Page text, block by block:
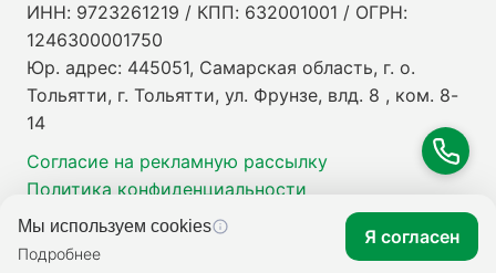
ИНН: 9723261219 / КПП: 632001001 / ОГРН:
1246300001750
Юр. адрес: 445051, Самарская область, г. о.
Тольятти, г. Тольятти, ул. Фрунзе, влд. 8 , ком. 8-
14
Согласие на рекламную рассылку
Политика конфиденциальности
Мы используем cookies
Подробнее
Я согласен